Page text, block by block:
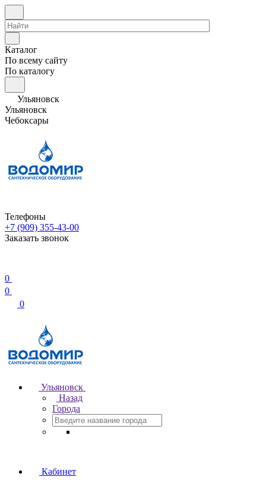
Каталог
По всему сайту
По каталогу
Ульяновск
Ульяновск
Чебоксары
Телефоны
+7 (909) 355-43-00
Заказать звонок
0
0
0
Ульяновск
Назад
Города
Кабинет